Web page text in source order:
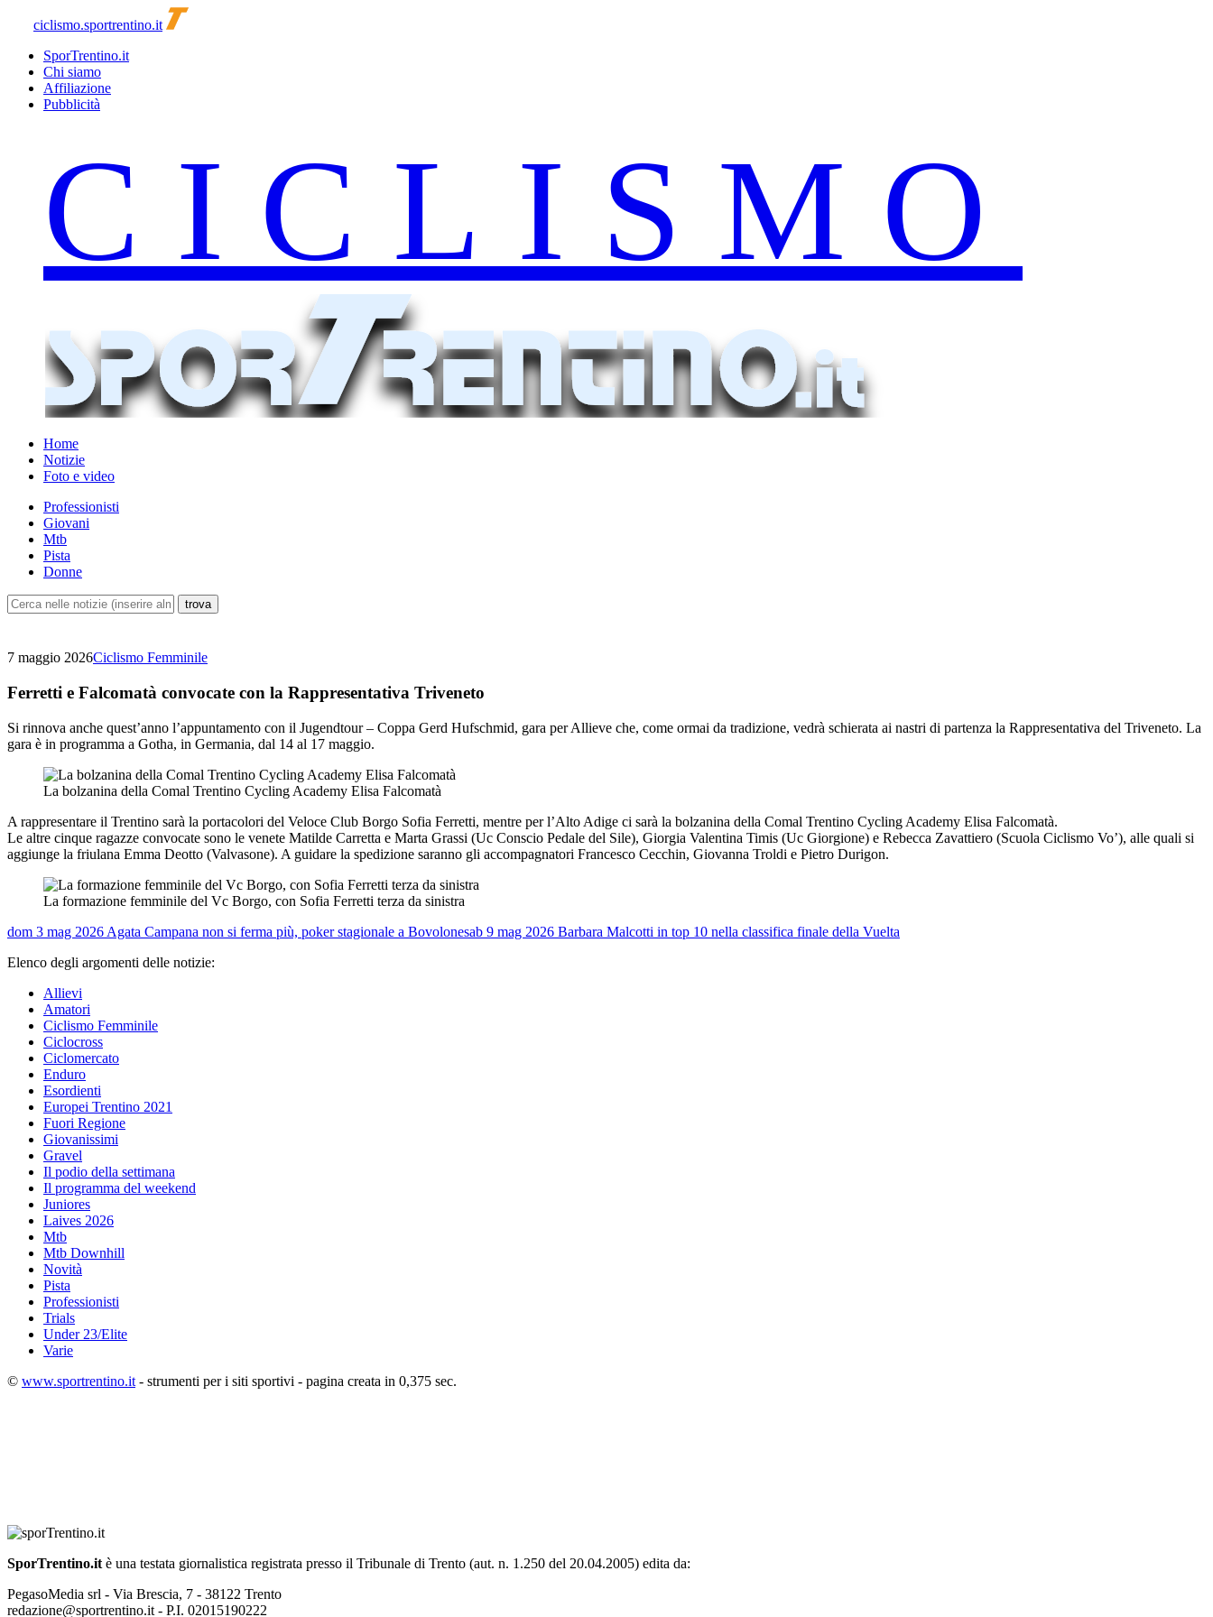
ciclismo.sportrentino.it
SporTrentino.it
Chi siamo
Affiliazione
Pubblicità
Home
Notizie
Foto e video
Professionisti
Giovani
Mtb
Pista
Donne
7 maggio 2026Ciclismo Femminile
Ferretti e Falcomatà convocate con la Rappresentativa Triveneto
Si rinnova anche quest’anno l’appuntamento con il Jugendtour – Coppa Gerd Hufschmid, gara per Allieve che, come ormai da tradizione, vedrà schierata ai nastri di partenza la Rappresentativa del Triveneto. La
gara è in programma a Gotha, in Germania, dal 14 al 17 maggio.
La bolzanina della Comal Trentino Cycling Academy Elisa Falcomatà
A rappresentare il Trentino sarà la portacolori del Veloce Club Borgo Sofia Ferretti, mentre per l’Alto Adige ci sarà la bolzanina della Comal Trentino Cycling Academy Elisa Falcomatà.
Le altre cinque ragazze convocate sono le venete Matilde Carretta e Marta Grassi (Uc Conscio Pedale del Sile), Giorgia Valentina Timis (Uc Giorgione) e Rebecca Zavattiero (Scuola Ciclismo Vo’), alle quali si
aggiunge la friulana Emma Deotto (Valvasone). A guidare la spedizione saranno gli accompagnatori Francesco Cecchin, Giovanna Troldi e Pietro Durigon.
La formazione femminile del Vc Borgo, con Sofia Ferretti terza da sinistra
dom 3 mag 2026 Agata Campana non si ferma più, poker stagionale a Bovolonesab 9 mag 2026 Barbara Malcotti in top 10 nella classifica finale della Vuelta
Elenco degli argomenti delle notizie:
Allievi
Amatori
Ciclismo Femminile
Ciclocross
Ciclomercato
Enduro
Esordienti
Europei Trentino 2021
Fuori Regione
Giovanissimi
Gravel
Il podio della settimana
Il programma del weekend
Juniores
Laives 2026
Mtb
Mtb Downhill
Novità
Pista
Professionisti
Trials
Under 23/Elite
Varie
© www.sportrentino.it - strumenti per i siti sportivi - pagina creata in 0,375 sec.
SporTrentino.it è una testata giornalistica registrata presso il Tribunale di Trento (aut. n. 1.250 del 20.04.2005) edita da:
PegasoMedia srl - Via Brescia, 7 - 38122 Trento
redazione@sportrentino.it - P.I. 02015190222